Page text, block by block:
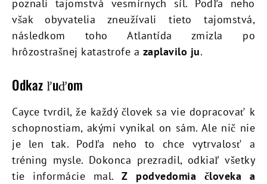
poznali tajomstvá vesmírnych síl. Podľa neho
však obyvatelia zneužívali tieto tajomstvá,
následkom toho Atlantída zmizla po
hrôzostrašnej katastrofe a zaplavilo ju.
Odkaz ľuďom
Cayce tvrdil, že každý človek sa vie dopracovať k
schopnostiam, akými vynikal on sám. Ale nič nie
je len tak. Podľa neho to chce vytrvalosť a
tréning mysle. Dokonca prezradil, odkiaľ všetky
tie informácie mal. Z podvedomia človeka a